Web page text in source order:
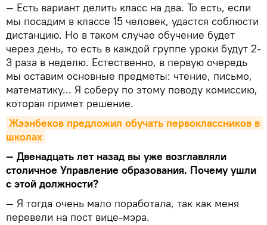
— Есть вариант делить класс на два. То есть, если
мы посадим в классе 15 человек, удастся соблюсти
дистанцию. Но в таком случае обучение будет
через день, то есть в каждой группе уроки будут 2-
3 раза в неделю. Естественно, в первую очередь
мы оставим основные предметы: чтение, письмо,
математику... Я соберу по этому поводу комиссию,
которая примет решение.
Жээнбеков предложил обучать первоклассников в
школах
— Двенадцать лет назад вы уже возглавляли
столичное Управление образования. Почему ушли
с этой должности?
— Я тогда очень мало поработала, так как меня
перевели на пост вице-мэра.